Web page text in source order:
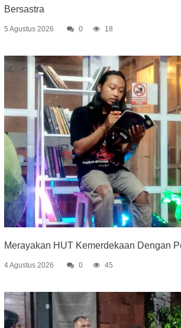
Bersastra
5 Agustus 2026 0 18
Merayakan HUT Kemerdekaan Dengan
4 Agustus 2026 0 45